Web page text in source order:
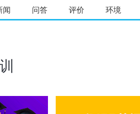
闻 问答 评价 环境